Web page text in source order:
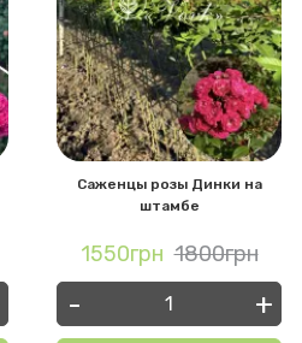
Саженцы розы Динки на
штамбе
1550грн 1800грн
- +